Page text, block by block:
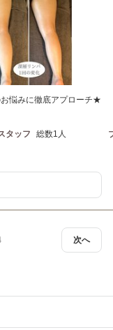
お悩みに徹底アプローチ★
タッフ 総数1人
次へ